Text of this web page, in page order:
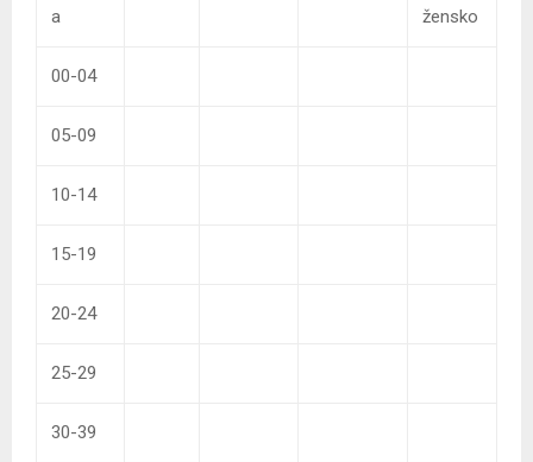
a žensko
00-04
05-09
10-14
15-19
20-24
25-29
30-39